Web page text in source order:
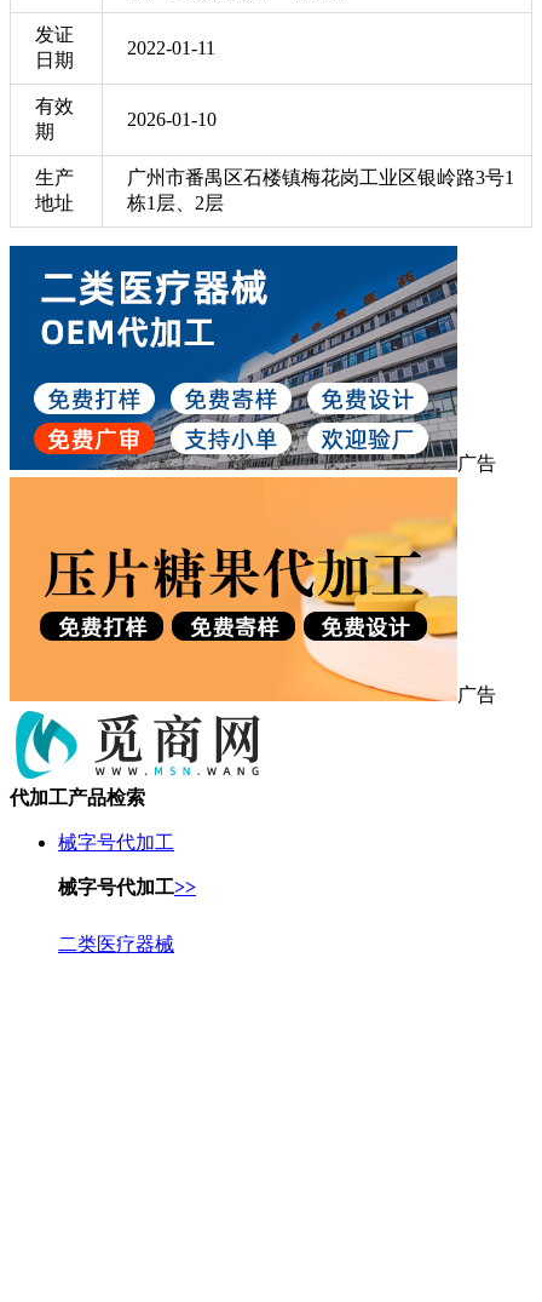
发证
日期
2022-01-11
有效
期
2026-01-10
生产
地址
广州市番禺区石楼镇梅花岗工业区银岭路3号1
栋1层、2层
广告
广告
代加工产品检索
械字号代加工
械字号代加工>>
二类医疗器械